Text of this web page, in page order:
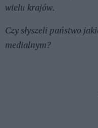
wielu krajów.
Czy słyszeli państwo
medialnym?